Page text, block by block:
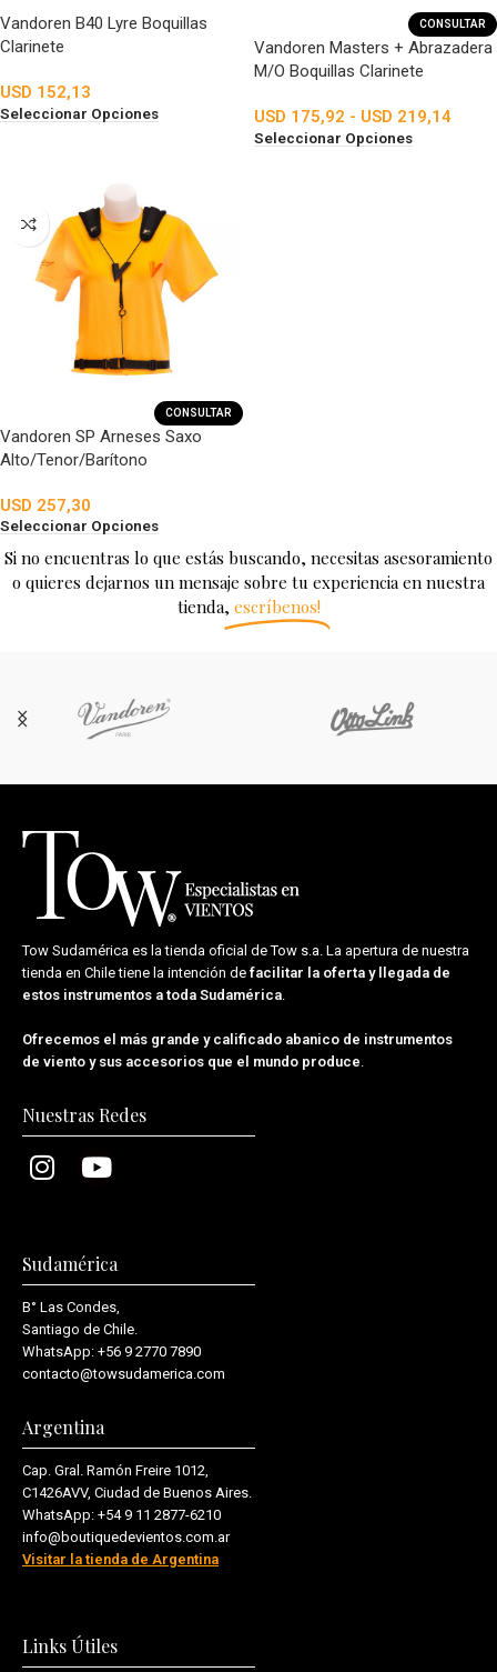
Vandoren B40 Lyre Boquillas
Clarinete
USD 152,13
Seleccionar Opciones
CONSULTAR
Vandoren Masters + Abrazadera
M/O Boquillas Clarinete
USD 175,92 - USD 219,14
Seleccionar Opciones
CONSULTAR
Vandoren SP Arneses Saxo
Alto/Tenor/Barítono
USD 257,30
Seleccionar Opciones
Si no encuentras lo que estás buscando, necesitas asesoramiento
o quieres dejarnos un mensaje sobre tu experiencia en nuestra
tienda, escríbenos!
Tow Sudamérica es la tienda oficial deTow s.a. La apertura de nuestra
tienda en Chile tiene la intención de facilitar la oferta y llegada de
estos instrumentos a toda Sudamérica.
Ofrecemos el más grande y calificado abanico de instrumentos
de viento y sus accesorios que el mundo produce.
Nuestras Redes
Sudamérica
B° Las Condes,
Santiago de Chile.
WhatsApp: +56 9 2770 7890
contacto@towsudamerica.com
Argentina
Cap. Gral. Ramón Freire 1012,
C1426AVV, Ciudad de Buenos Aires.
WhatsApp: +54 9 11 2877-6210
info@boutiquedevientos.com.ar
Visitar la tienda de Argentina
Links Útiles